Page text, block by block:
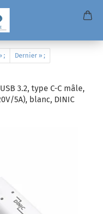
;
Dernier » ;
3.2, type C-C mâle,
5A), blanc, DINIC